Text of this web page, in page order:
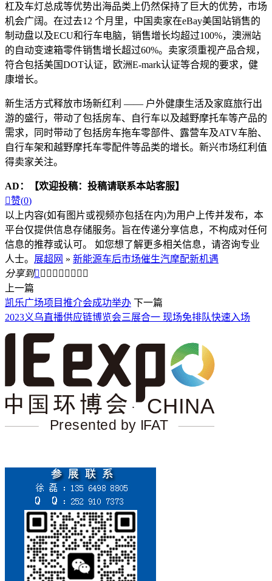
杠及车灯总成等优势出海品类上仍然保持了巨大的优势，市场
机会广阔。在过去12 个月里，中国卖家在eBay美国站销售的
制动盘以及ECU和行车电脑，销售增长均超过100%，澳洲站
的自动变速箱零件销售增长超过60%。卖家须重视产品合规，
符合包括美国DOT认证，欧洲E-mark认证等合规的要求，健
康增长。
新生活方式释放市场新红利 —— 户外健康生活及家庭旅行出
游的盛行，带动了包括房车、自行车以及越野摩托车等产品的
需求，同时带动了包括房车拖车零部件、露营车及ATV车胎、
自行车架和越野摩托车零配件等品类的增长。新兴市场红利值
得卖家关注。
AD：
【欢迎投稿：投稿请联系本站客服】
赞(0)
以上内容(如有图片或视频亦包括在内)为用户上传并发布，本
平台仅提供信息存储服务。旨在传递分享信息，不构成对任何
信息的推荐或认可。 如您想了解更多相关信息，请咨询专业
人士。 展超网 » 新能源车后市场催生汽摩配新机遇
分享到        
上一篇
凯乐广场项目推介会成功举办 下一篇
2023义乌直播供应链博览会三展合一 现场免排队快速入场